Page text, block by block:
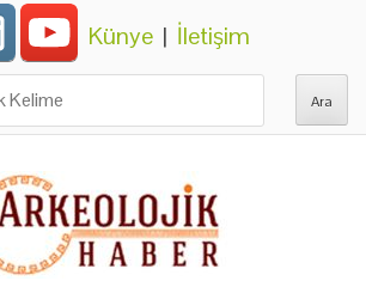
Künye | İletişim